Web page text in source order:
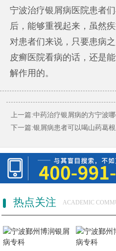
宁波治疗银屑病医院患者
后，能够重视起来，虽然
对患者们来说，只要患病
皮癣医院看病的话，还是
解作用的。
上一篇:中药治疗银屑病的方宁波
下一篇:银屑病患者可以喝山药葛
热点关注 ACADEMIC